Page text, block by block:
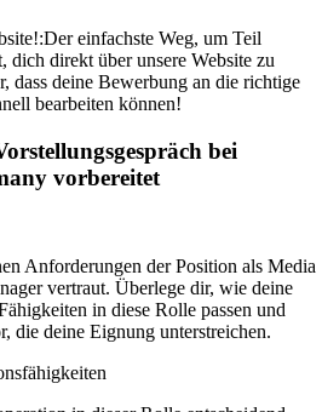
Der einfachste Weg, um Teil
dich direkt über unsere Website zu
dass deine Bewerbung an die richtige
bearbeiten können!
bei
vorbereitet
Anforderungen der Position als Media
vertraut. Überlege dir, wie deine
in diese Rolle passen und
die deine Eignung unterstreichen.